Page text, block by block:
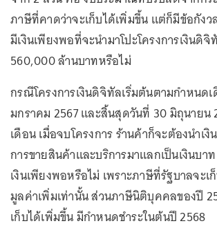
ภาษีที่คาดว่าจะเก็บได้เพิ่มขึ้น แต่ก็มีข้อกังว
มีเงินเพียงพอที่จะนำมาโปะโครงการเงินดิ
560,000 ล้านบาทหรือไม่
กรณีโครงการเงินดิจิทัลเริ่มต้นตามกำหนด
มกราคม 2567 และสิ้นสุดวันที่ 30 มิถุนายน
เดือน เมื่อจบโครงการ ร้านค้าก็จะต้องนำเ
การขายสินค้าและบริการมาแลกเป็นเงินบา
เงินเพียงพอหรือไม่ เพราะภาษีที่รัฐบาลจะ
มูลค่าเพิ่มเท่านั้น ส่วนภาษีนิติบุคคลของปี
เก็บได้เพิ่มขึ้น มีกำหนดชำระในต้นปี 2568